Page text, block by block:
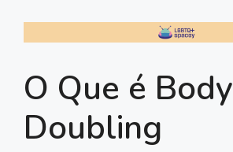
O Que é Body
Doubling